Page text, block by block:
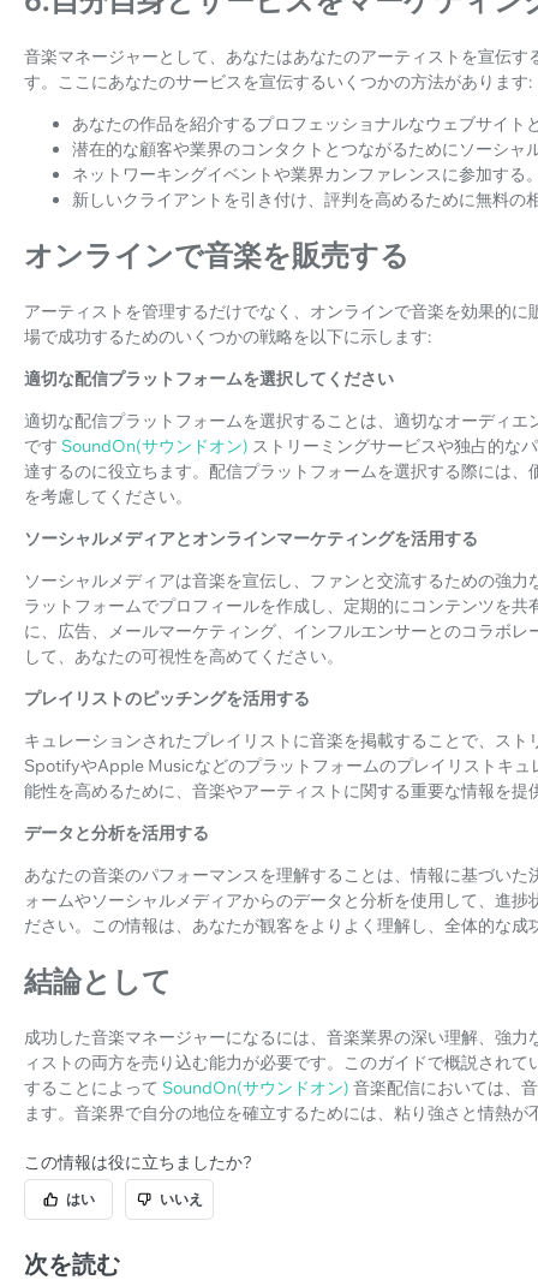
音楽マネージャーとして、あなたはあなたのアーティストを宣伝
す。ここにあなたのサービスを宣伝するいくつかの方法があります:
あなたの作品を紹介するプロフェッショナルなウェブサイト
潜在的な顧客や業界のコンタクトとつながるためにソーシャ
ネットワーキングイベントや業界カンファレンスに参加する
新しいクライアントを引き付け、評判を高めるために無料の
オンラインで音楽を販売する
アーティストを管理するだけでなく、オンラインで音楽を効果的
場で成功するためのいくつかの戦略を以下に示します:
適切な配信プラットフォームを選択してください
適切な配信プラットフォームを選択することは、適切なオーディ
です SoundOn(サウンドオン) ストリーミングサービスや独占的な
達するのに役立ちます。配信プラットフォームを選択する際には
を考慮してください。
ソーシャルメディアとオンラインマーケティングを活用する
ソーシャルメディアは音楽を宣伝し、ファンと交流するための強
ラットフォームでプロフィールを作成し、定期的にコンテンツを
に、広告、メールマーケティング、インフルエンサーとのコラボ
して、あなたの可視性を高めてください。
プレイリストのピッチングを活用する
キュレーションされたプレイリストに音楽を掲載することで、ス
SpotifyやApple Musicなどのプラットフォームのプレイリストキ
能性を高めるために、音楽やアーティストに関する重要な情報を提
データと分析を活用する
あなたの音楽のパフォーマンスを理解することは、情報に基づい
ォームやソーシャルメディアからのデータと分析を使用して、進
ださい。この情報は、あなたが観客をよりよく理解し、全体的な成
結論として
成功した音楽マネージャーになるには、音楽業界の深い理解、強
ィストの両方を売り込む能力が必要です。このガイドで概説され
することによって SoundOn(サウンドオン) 音楽配信においては、
ます。音楽界で自分の地位を確立するためには、粘り強さと情熱
この情報は役に立ちましたか?
はい いいえ
次を読む